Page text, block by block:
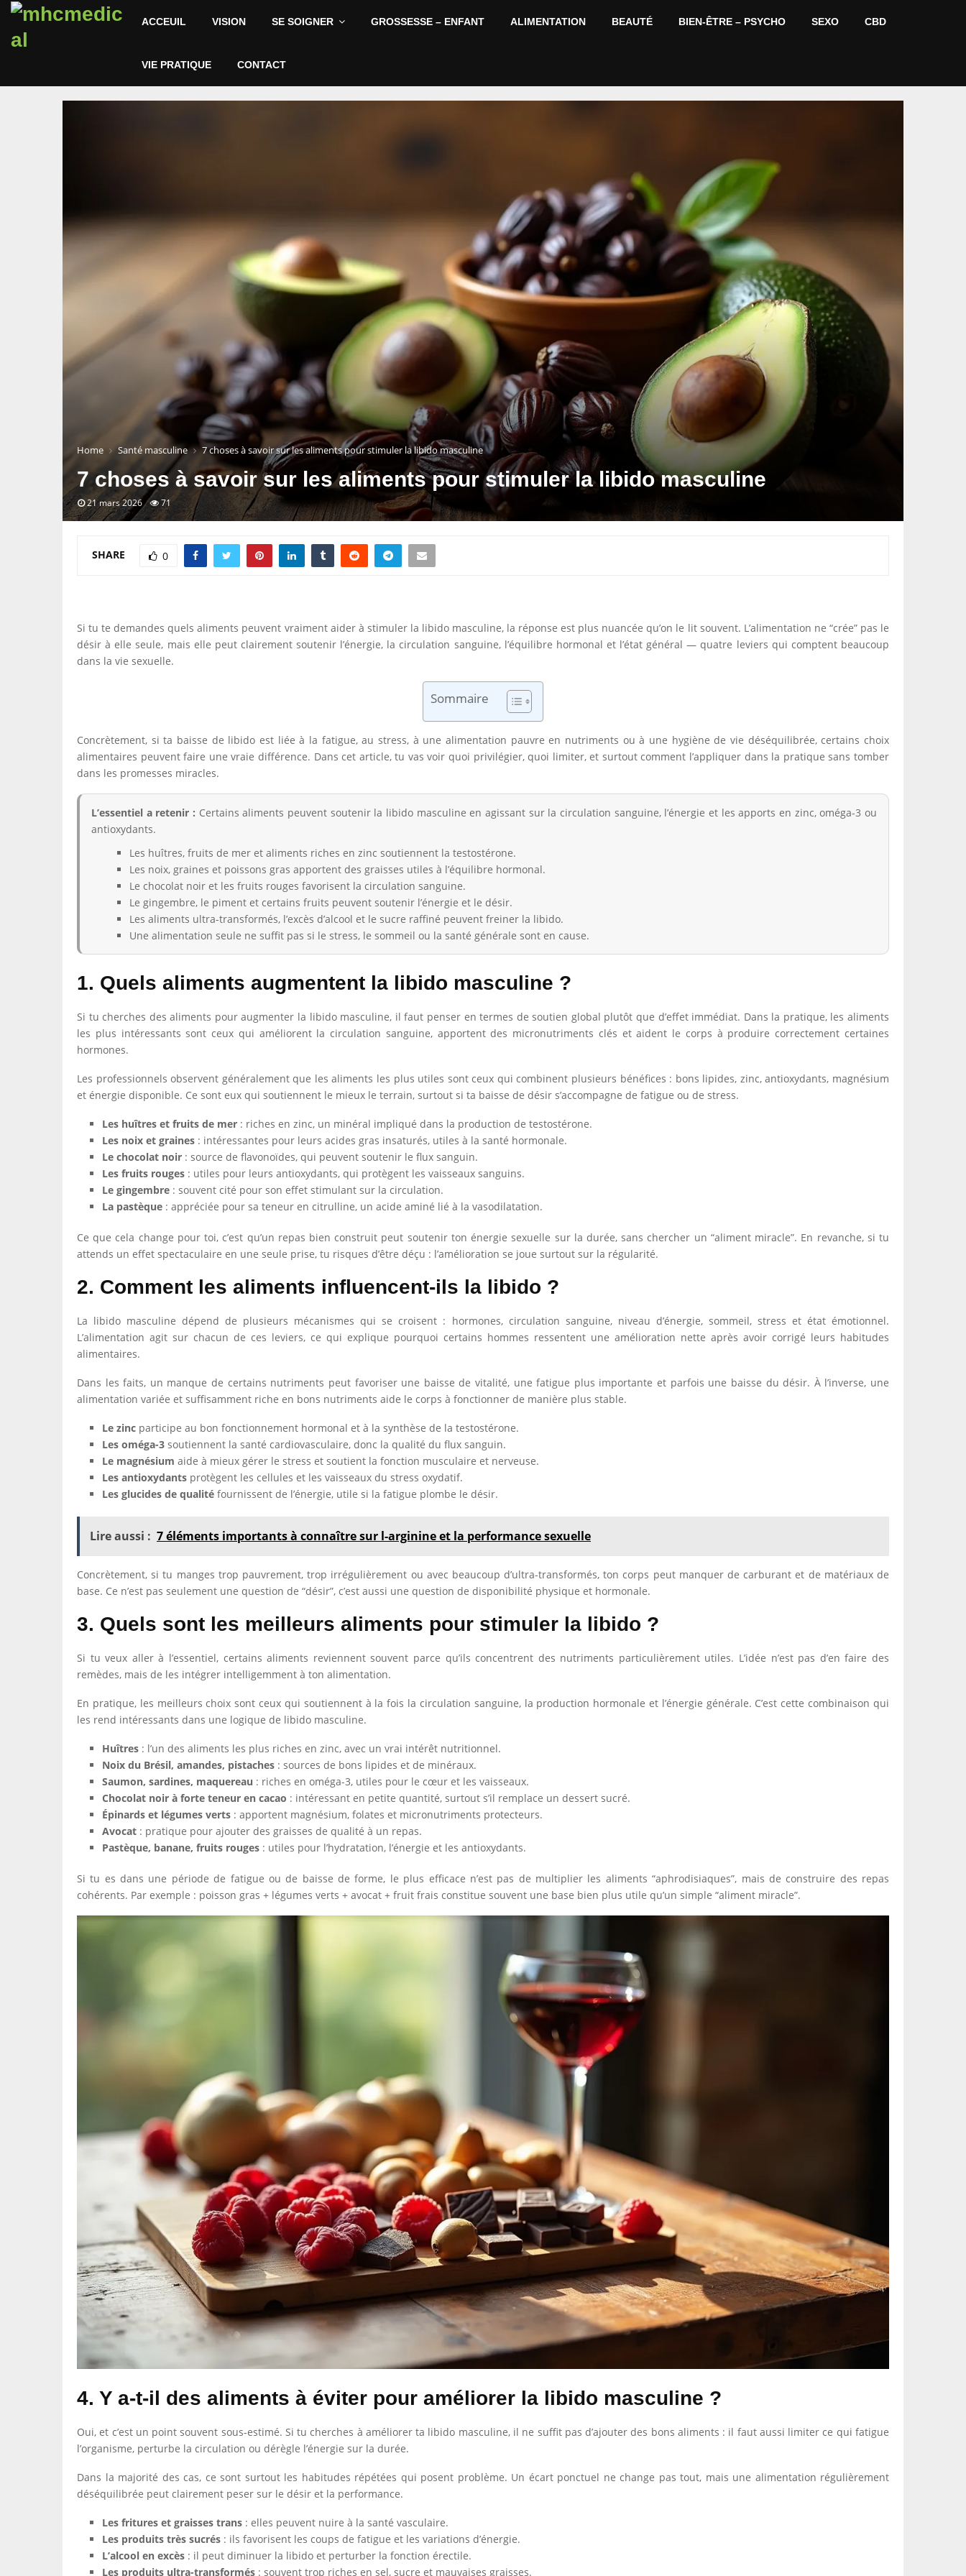
ACCEUIL VISION SE SOIGNER GROSSESSE – ENFANT ALIMENTATION BEAUTÉ BIEN-ÊTRE – PSYCHO SEXO CBD
VIE PRATIQUE CONTACT
Home Santé masculine 7 choses à savoir sur les aliments pour stimuler la libido masculine
7 choses à savoir sur les aliments pour stimuler la libido masculine
21 mars 2026 71
SHARE 0
Si tu te demandes quels aliments peuvent vraiment aider à stimuler la libido masculine, la réponse est plus nuancée qu’on le lit souvent. L’alimentation ne “crée” pas le
désir à elle seule, mais elle peut clairement soutenir l’énergie, la circulation sanguine, l’équilibre hormonal et l’état général — quatre leviers qui comptent beaucoup
dans la vie sexuelle.
Sommaire
Concrètement, si ta baisse de libido est liée à la fatigue, au stress, à une alimentation pauvre en nutriments ou à une hygiène de vie déséquilibrée, certains choix
alimentaires peuvent faire une vraie différence. Dans cet article, tu vas voir quoi privilégier, quoi limiter, et surtout comment l’appliquer dans la pratique sans tomber
dans les promesses miracles.
L’essentiel a retenir : Certains aliments peuvent soutenir la libido masculine en agissant sur la circulation sanguine, l’énergie et les apports en zinc, oméga-3 ou
antioxydants.
Les huîtres, fruits de mer et aliments riches en zinc soutiennent la testostérone.
Les noix, graines et poissons gras apportent des graisses utiles à l’équilibre hormonal.
Le chocolat noir et les fruits rouges favorisent la circulation sanguine.
Le gingembre, le piment et certains fruits peuvent soutenir l’énergie et le désir.
Les aliments ultra-transformés, l’excès d’alcool et le sucre raffiné peuvent freiner la libido.
Une alimentation seule ne suffit pas si le stress, le sommeil ou la santé générale sont en cause.
1. Quels aliments augmentent la libido masculine ?
Si tu cherches des aliments pour augmenter la libido masculine, il faut penser en termes de soutien global plutôt que d’effet immédiat. Dans la pratique, les aliments
les plus intéressants sont ceux qui améliorent la circulation sanguine, apportent des micronutriments clés et aident le corps à produire correctement certaines
hormones.
Les professionnels observent généralement que les aliments les plus utiles sont ceux qui combinent plusieurs bénéfices : bons lipides, zinc, antioxydants, magnésium
et énergie disponible. Ce sont eux qui soutiennent le mieux le terrain, surtout si ta baisse de désir s’accompagne de fatigue ou de stress.
Les huîtres et fruits de mer : riches en zinc, un minéral impliqué dans la production de testostérone.
Les noix et graines : intéressantes pour leurs acides gras insaturés, utiles à la santé hormonale.
Le chocolat noir : source de flavonoïdes, qui peuvent soutenir le flux sanguin.
Les fruits rouges : utiles pour leurs antioxydants, qui protègent les vaisseaux sanguins.
Le gingembre : souvent cité pour son effet stimulant sur la circulation.
La pastèque : appréciée pour sa teneur en citrulline, un acide aminé lié à la vasodilatation.
Ce que cela change pour toi, c’est qu’un repas bien construit peut soutenir ton énergie sexuelle sur la durée, sans chercher un “aliment miracle”. En revanche, si tu
attends un effet spectaculaire en une seule prise, tu risques d’être déçu : l’amélioration se joue surtout sur la régularité.
2. Comment les aliments influencent-ils la libido ?
La libido masculine dépend de plusieurs mécanismes qui se croisent : hormones, circulation sanguine, niveau d’énergie, sommeil, stress et état émotionnel.
L’alimentation agit sur chacun de ces leviers, ce qui explique pourquoi certains hommes ressentent une amélioration nette après avoir corrigé leurs habitudes
alimentaires.
Dans les faits, un manque de certains nutriments peut favoriser une baisse de vitalité, une fatigue plus importante et parfois une baisse du désir. À l’inverse, une
alimentation variée et suffisamment riche en bons nutriments aide le corps à fonctionner de manière plus stable.
Le zinc participe au bon fonctionnement hormonal et à la synthèse de la testostérone.
Les oméga-3 soutiennent la santé cardiovasculaire, donc la qualité du flux sanguin.
Le magnésium aide à mieux gérer le stress et soutient la fonction musculaire et nerveuse.
Les antioxydants protègent les cellules et les vaisseaux du stress oxydatif.
Les glucides de qualité fournissent de l’énergie, utile si la fatigue plombe le désir.
Lire aussi : 7 éléments importants à connaître sur l-arginine et la performance sexuelle
Concrètement, si tu manges trop pauvrement, trop irrégulièrement ou avec beaucoup d’ultra-transformés, ton corps peut manquer de carburant et de matériaux de
base. Ce n’est pas seulement une question de “désir”, c’est aussi une question de disponibilité physique et hormonale.
3. Quels sont les meilleurs aliments pour stimuler la libido ?
Si tu veux aller à l’essentiel, certains aliments reviennent souvent parce qu’ils concentrent des nutriments particulièrement utiles. L’idée n’est pas d’en faire des
remèdes, mais de les intégrer intelligemment à ton alimentation.
En pratique, les meilleurs choix sont ceux qui soutiennent à la fois la circulation sanguine, la production hormonale et l’énergie générale. C’est cette combinaison qui
les rend intéressants dans une logique de libido masculine.
Huîtres : l’un des aliments les plus riches en zinc, avec un vrai intérêt nutritionnel.
Noix du Brésil, amandes, pistaches : sources de bons lipides et de minéraux.
Saumon, sardines, maquereau : riches en oméga-3, utiles pour le cœur et les vaisseaux.
Chocolat noir à forte teneur en cacao : intéressant en petite quantité, surtout s’il remplace un dessert sucré.
Épinards et légumes verts : apportent magnésium, folates et micronutriments protecteurs.
Avocat : pratique pour ajouter des graisses de qualité à un repas.
Pastèque, banane, fruits rouges : utiles pour l’hydratation, l’énergie et les antioxydants.
Si tu es dans une période de fatigue ou de baisse de forme, le plus efficace n’est pas de multiplier les aliments “aphrodisiaques”, mais de construire des repas
cohérents. Par exemple : poisson gras + légumes verts + avocat + fruit frais constitue souvent une base bien plus utile qu’un simple “aliment miracle”.
4. Y a-t-il des aliments à éviter pour améliorer la libido masculine ?
Oui, et c’est un point souvent sous-estimé. Si tu cherches à améliorer ta libido masculine, il ne suffit pas d’ajouter des bons aliments : il faut aussi limiter ce qui fatigue
l’organisme, perturbe la circulation ou dérègle l’énergie sur la durée.
Dans la majorité des cas, ce sont surtout les habitudes répétées qui posent problème. Un écart ponctuel ne change pas tout, mais une alimentation régulièrement
déséquilibrée peut clairement peser sur le désir et la performance.
Les fritures et graisses trans : elles peuvent nuire à la santé vasculaire.
Les produits très sucrés : ils favorisent les coups de fatigue et les variations d’énergie.
L’alcool en excès : il peut diminuer la libido et perturber la fonction érectile.
Les produits ultra-transformés : souvent trop riches en sel, sucre et mauvaises graisses.